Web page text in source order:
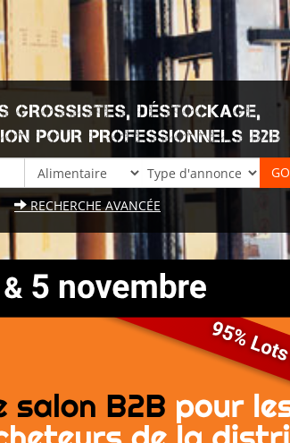
GROSSISTES, DÉSTOCKAGE,
POUR PROFESSIONNELS B2B
RECHERCHE AVANCÉE